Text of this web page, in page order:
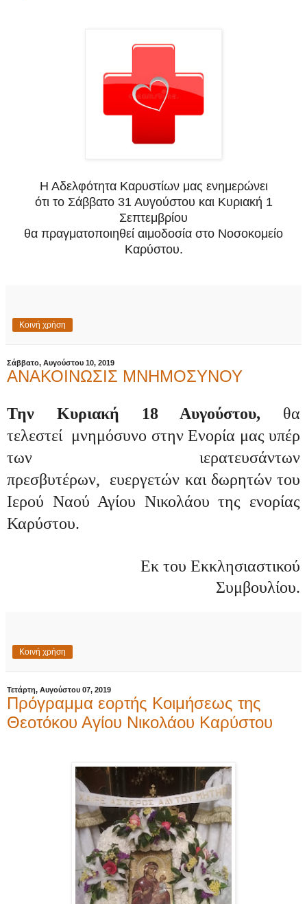
Η Αδελφότητα Καρυστίων μας ενημερώνει
ότι το Σάββατο 31 Αυγούστου και Κυριακή 1
Σεπτεμβρίου
θα πραγματοποιηθεί αιμοδοσία στο Νοσοκομείο
Καρύστου.
Κοινή χρήση
Σάββατο, Αυγούστου 10, 2019
ΑΝΑΚΟΙΝΩΣΙΣ ΜΝΗΜΟΣΥΝΟΥ
Την Κυριακή 18 Αυγούστου, θα
τελεστεί μνημόσυνο στην Ενορία μας υπέρ
των ιερατευσάντων
πρεσβυτέρων,
ευεργετών και δωρητών του
Ιερού Ναού Αγίου Νικολάου της ενορίας
Καρύστου.
Εκ του Εκκλησιαστικού
Συμβουλίου.
Κοινή χρήση
Τετάρτη, Αυγούστου 07, 2019
Πρόγραμμα εορτής Κοιμήσεως της
Θεοτόκου Αγίου Νικολάου Καρύστου